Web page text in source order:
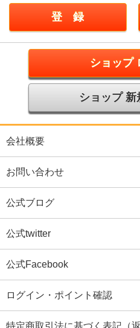
ショップ
ショップ
会社概要
お問い合わせ
公式ブログ
公式twitter
公式Facebook
ログイン・ポイント確認
特定商取引法に基づく表記（返